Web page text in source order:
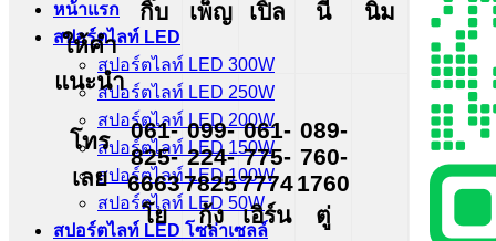
หน้าแรก
สปอร์ตไลท์ LED
สปอร์ตไลท์ LED 300W
สปอร์ตไลท์ LED 250W
สปอร์ตไลท์ LED 200W
สปอร์ตไลท์ LED 150W
สปอร์ตไลท์ LED 100W
สปอร์ตไลท์ LED 50W
สปอร์ตไลท์ LED โซล่าเซลล์
ให้คำ
แนะนำ
โทร
เลย
กิ๊บ
เพ็ญ
เปิ้ล
นี
นิ่ม
061-
825-
6663
โย
099-
224-
7825
กุ้ง
061-
775-
7774
เอิร์น
089-
760-
1760
ตู่